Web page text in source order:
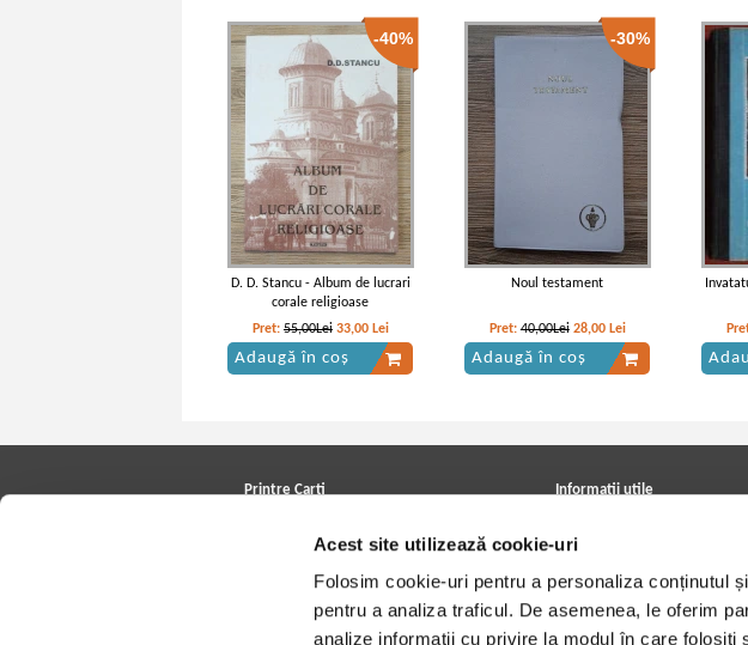
Acest site utilizează cookie-uri
Folosim cookie-uri pentru a personaliza conținutul
pentru a analiza traficul. De asemenea, le oferim
analize informații cu privire la modul în care
-40%
D. D. Stancu - Album de lucrari
corale religioase
Pret: 55,00Lei 33,00 Lei
Adaugă în coș
-30%
Noul testament
Pret:40,00Lei 28,00 Lei
Adaugă în coș
Printre Carti
Cele mai căutate cărți
Blog Printre Carti
Informatii utile
Achizitii viniluri, casete, CD/DVD
Cum cumpar?
Politica de livrare
Retur comenzi
Angajari - Cariere